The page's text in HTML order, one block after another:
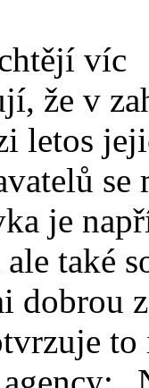
víc
že v
letos
je
také
dobrou